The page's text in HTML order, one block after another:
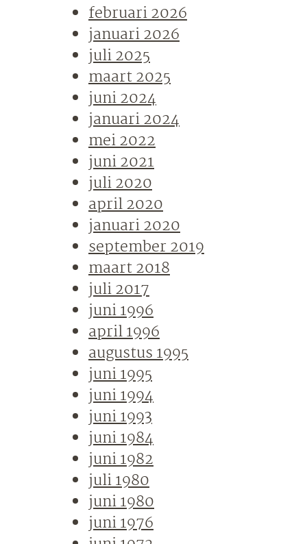
februari 2026
januari 2026
juli 2025
maart 2025
juni 2024
januari 2024
mei 2022
juni 2021
juli 2020
april 2020
januari 2020
september 2019
maart 2018
juli 2017
juni 1996
april 1996
augustus 1995
juni 1995
juni 1994
juni 1993
juni 1984
juni 1982
juli 1980
juni 1980
juni 1976